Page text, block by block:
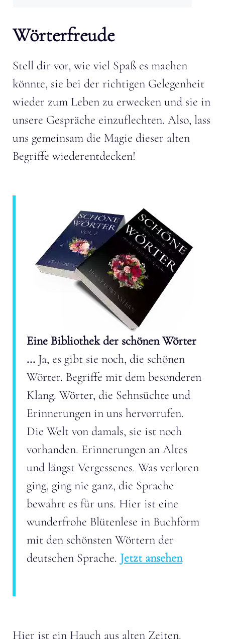
Wörterfreude
Stell dir vor, wie viel Spaß es machen
könnte, sie bei der richtigen Gelegenheit
wieder zum Leben zu erwecken und sie in
unsere Gespräche einzuflechten. Also, lass
uns gemeinsam die Magie dieser alten
Begriffe wiederentdecken!
Eine Bibliothek der schönen Wörter
... Ja, es gibt sie noch, die schönen
Wörter. Begriffe mit dem besonderen
Klang. Wörter, die Sehnsüchte und
Erinnerungen in uns hervorrufen.
Die Welt von damals, sie ist noch
vorhanden. Erinnerungen an Altes
und längst Vergessenes. Was verloren
ging, ging nie ganz, die Sprache
bewahrt es für uns. Hier ist eine
wunderfrohe Blütenlese in Buchform
mit den schönsten Wörtern der
deutschen Sprache. Jetzt ansehen
Hier ist ein Hauch aus alten Zeiten.